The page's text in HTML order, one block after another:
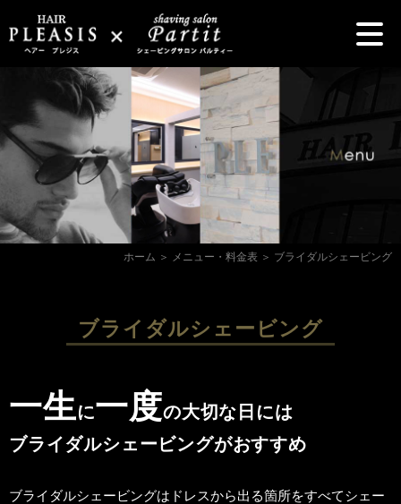
ホーム ＞ メニュー・料金表 ＞ ブライダルシェービング
ブライダルシェービング
一生に一度の大切な日には
ブライダルシェービングがおすすめ
ブライダルシェービングはドレスから出る箇所をすべてシェー